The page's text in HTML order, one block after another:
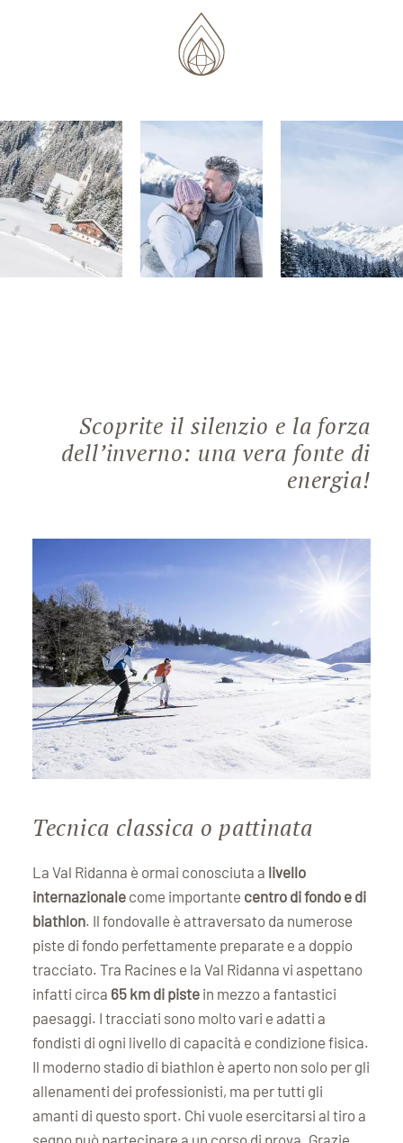
Scoprite il silenzio e la forza
dell’inverno: una vera fonte di
energia!
Tecnica classica o pattinata
La Val Ridanna è ormai conosciuta a livello
internazionale come importante centro di fondo e di
biathlon. Il fondovalle è attraversato da numerose
piste di fondo perfettamente preparate e a doppio
tracciato. Tra Racines e la Val Ridanna vi aspettano
infatti circa 65 km di piste in mezzo a fantastici
paesaggi. I tracciati sono molto vari e adatti a
fondisti di ogni livello di capacità e condizione fisica.
Il moderno stadio di biathlon è aperto non solo per gli
allenamenti dei professionisti, ma per tutti gli
amanti di questo sport. Chi vuole esercitarsi al tiro a